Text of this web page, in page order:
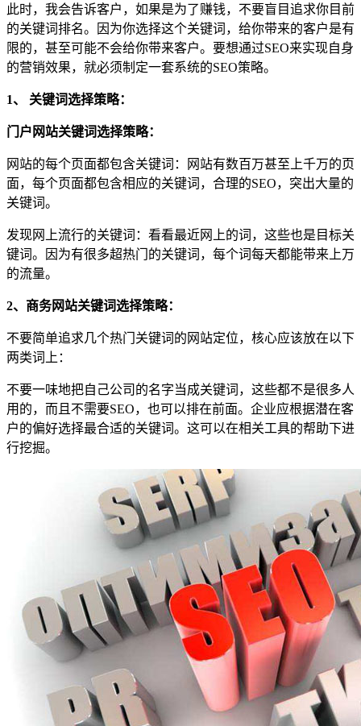
此时，我会告诉客户，如果是为了赚钱，不要盲目追求你目前
的关键词排名。因为你选择这个关键词，给你带来的客户是有
限的，甚至可能不会给你带来客户。要想通过SEO来实现自身
的营销效果，就必须制定一套系统的SEO策略。
1、 关键词选择策略：
门户网站关键词选择策略：
网站的每个页面都包含关键词：网站有数百万甚至上千万的页
面，每个页面都包含相应的关键词，合理的SEO，突出大量的
关键词。
发现网上流行的关键词：看看最近网上的词，这些也是目标关
键词。因为有很多超热门的关键词，每个词每天都能带来上万
的流量。
2、商务网站关键词选择策略：
不要简单追求几个热门关键词的网站定位，核心应该放在以下
两类词上：
不要一味地把自己公司的名字当成关键词，这些都不是很多人
用的，而且不需要SEO，也可以排在前面。企业应根据潜在客
户的偏好选择最合适的关键词。这可以在相关工具的帮助下进
行挖掘。